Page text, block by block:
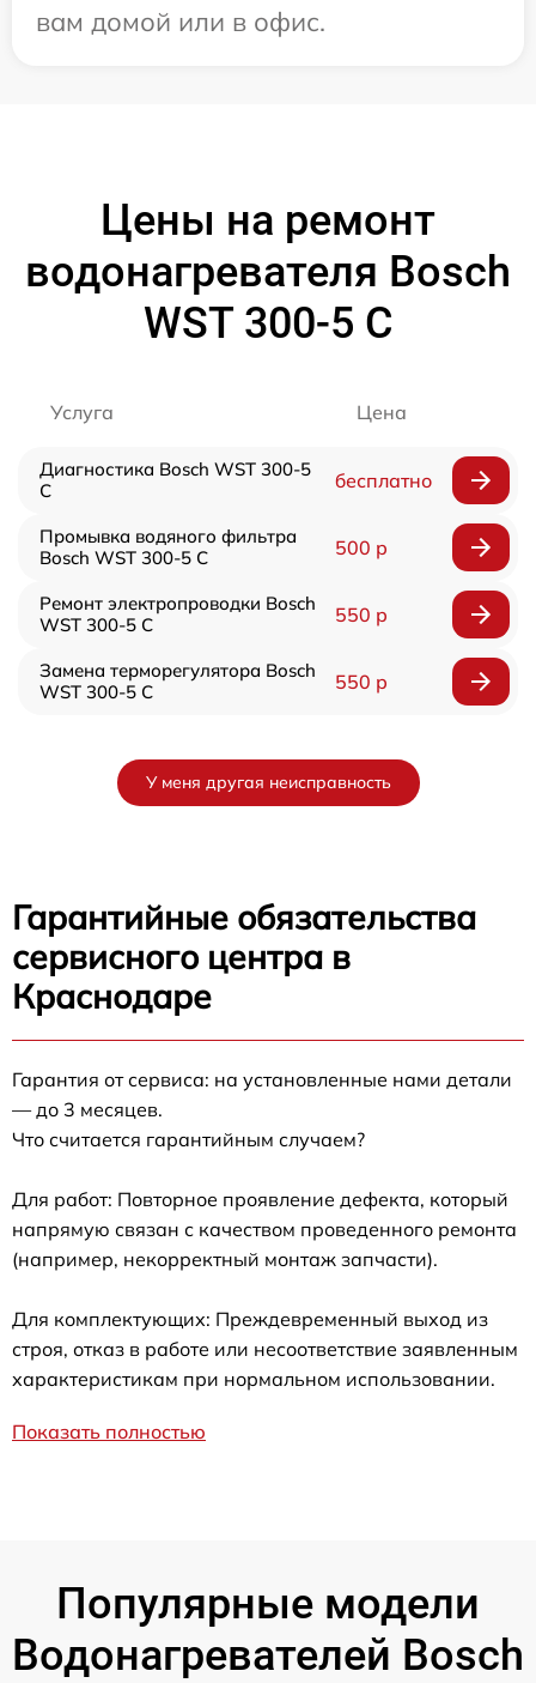
вам домой или в офис.
Цены на ремонт
водонагревателя Bosch
WST 300-5 C
Услуга Цена
Диагностика Bosch WST 300-5
C
бесплатно
Промывка водяного фильтра
Bosch WST 300-5 C
500 р
Ремонт электропроводки Bosch
WST 300-5 C
550 р
Замена терморегулятора Bosch
WST 300-5 C
550 р
У меня другая неисправность
Гарантийные обязательства
сервисного центра в
Краснодаре
Гарантия от сервиса: на установленные нами детали
— до 3 месяцев.
Что считается гарантийным случаем?
Для работ: Повторное проявление дефекта, который
напрямую связан с качеством проведенного ремонта
(например, некорректный монтаж запчасти).
Для комплектующих: Преждевременный выход из
строя, отказ в работе или несоответствие заявленным
характеристикам при нормальном использовании.
Показать полностью
Популярные модели
Водонагревателей Bosch